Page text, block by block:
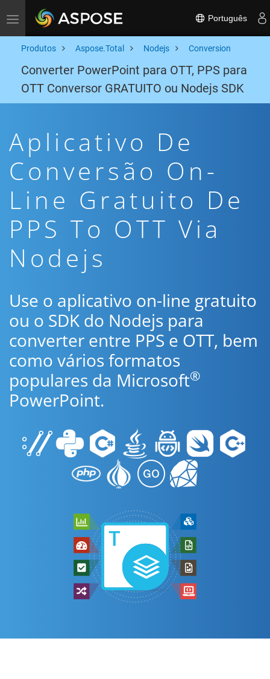
Toggle navigation Português
Produtos Aspose.Total Nodejs Conversion
Converter PowerPoint para OTT, PPS para
OTT Conversor GRATUITO ou Nodejs SDK
Aplicativo De
Conversão On-
Line Gratuito De
PPS To OTT Via
Nodejs
Use o aplicativo on-line gratuito
ou o SDK do Nodejs para
converter entre PPS e OTT, bem
como vários formatos
populares da Microsoft®
PowerPoint.